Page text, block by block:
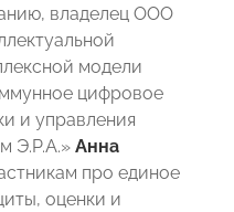
владелец ООО
модели
цифровое
и управления
Э.Р.А.» Анна
про единое
оценки и